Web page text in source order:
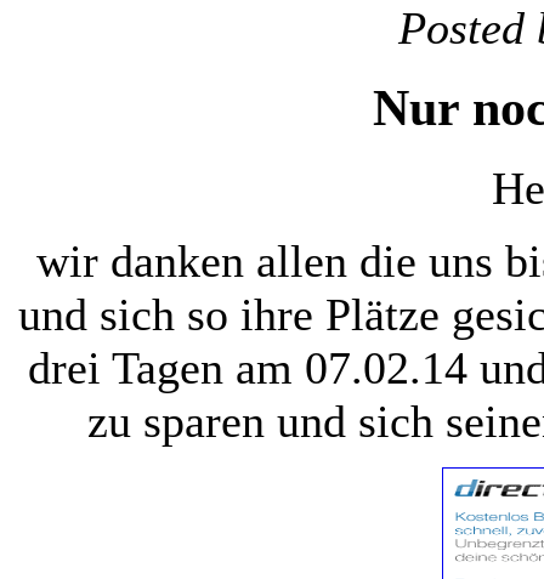
Posted
Nur
wir danken allen die uns
und sich so ihre Plätze
drei Tagen am 07.02.14
zu sparen und sich